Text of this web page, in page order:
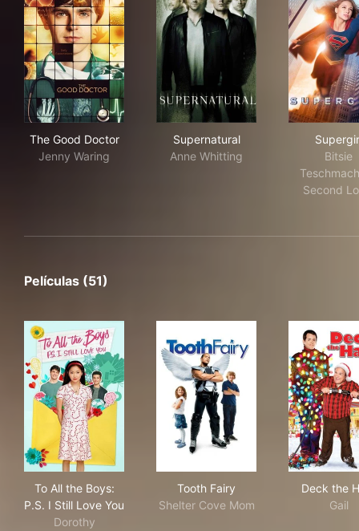
The Good Doctor
Jenny Waring
Supernatural
Anne Whitting
Bitsie
Second
Películas (51)
To All the Boys:
P.S. I Still Love You
Dorothy
Tooth Fairy
Shelter Cove Mom
Deck the
Gail